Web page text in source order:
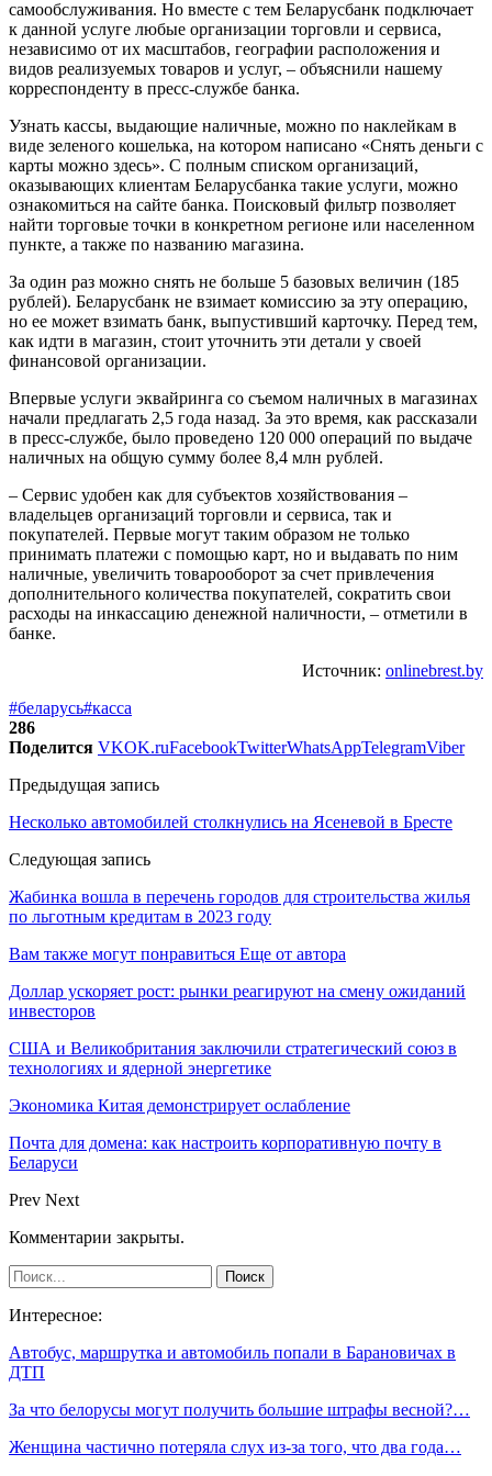
самообслуживания. Но вместе с тем Беларусбанк подключает
к данной услуге любые организации торговли и сервиса,
независимо от их масштабов, географии расположения и
видов реализуемых товаров и услуг, – объяснили нашему
корреспонденту в пресс-службе банка.
Узнать кассы, выдающие наличные, можно по наклейкам в
виде зеленого кошелька, на котором написано «Снять деньги с
карты можно здесь». С полным списком организаций,
оказывающих клиентам Беларусбанка такие услуги, можно
ознакомиться на сайте банка. Поисковый фильтр позволяет
найти торговые точки в конкретном регионе или населенном
пункте, а также по названию магазина.
За один раз можно снять не больше 5 базовых величин (185
рублей). Беларусбанк не взимает комиссию за эту операцию,
но ее может взимать банк, выпустивший карточку. Перед тем,
как идти в магазин, стоит уточнить эти детали у своей
финансовой организации.
Впервые услуги эквайринга со съемом наличных в магазинах
начали предлагать 2,5 года назад. За это время, как рассказали
в пресс-службе, было проведено 120 000 операций по выдаче
наличных на общую сумму более 8,4 млн рублей.
– Сервис удобен как для субъектов хозяйствования –
владельцев организаций торговли и сервиса, так и
покупателей. Первые могут таким образом не только
принимать платежи с помощью карт, но и выдавать по ним
наличные, увеличить товарооборот за счет привлечения
дополнительного количества покупателей, сократить свои
расходы на инкассацию денежной наличности, – отметили в
банке.
Источник: onlinebrest.by
#беларусь#касса
286
Поделится VKOK.ruFacebookTwitterWhatsAppTelegramViber
Предыдущая запись
Несколько автомобилей столкнулись на Ясеневой в Бресте
Следующая запись
Жабинка вошла в перечень городов для строительства жилья
по льготным кредитам в 2023 году
Вам также могут понравиться Еще от автора
Доллар ускоряет рост: рынки реагируют на смену ожиданий
инвесторов
США и Великобритания заключили стратегический союз в
технологиях и ядерной энергетике
Экономика Китая демонстрирует ослабление
Почта для домена: как настроить корпоративную почту в
Беларуси
Prev Next
Комментарии закрыты.
Интересное:
Автобус, маршрутка и автомобиль попали в Барановичах в
ДТП
За что белорусы могут получить большие штрафы весной?…
Женщина частично потеряла слух из-за того, что два года…